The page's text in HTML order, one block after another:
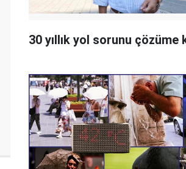
30 yıllık yol sorunu çözüme